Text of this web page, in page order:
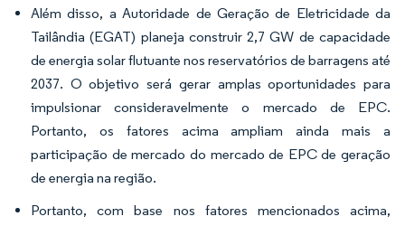
Além disso, a Autoridade de Geração de Eletricidade da
Tailândia (EGAT) planeja construir 2,7 GW de capacidade
de energia solar flutuante nos reservatórios de barragens até
2037. O objetivo será gerar amplas oportunidades para
impulsionar consideravelmente o mercado de EPC.
Portanto, os fatores acima ampliam ainda mais a
participação de mercado do mercado de EPC de geração
de energia na região.
Portanto, com base nos fatores mencionados acima,